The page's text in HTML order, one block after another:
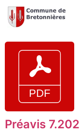
Préavis